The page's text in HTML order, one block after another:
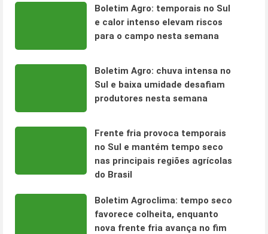
Boletim Agro: temporais no Sul
e calor intenso elevam riscos
para o campo nesta semana
Boletim Agro: chuva intensa no
Sul e baixa umidade desafiam
produtores nesta semana
Frente fria provoca temporais
no Sul e mantém tempo seco
nas principais regiões agrícolas
do Brasil
Boletim Agroclima: tempo seco
favorece colheita, enquanto
nova frente fria avança no fim